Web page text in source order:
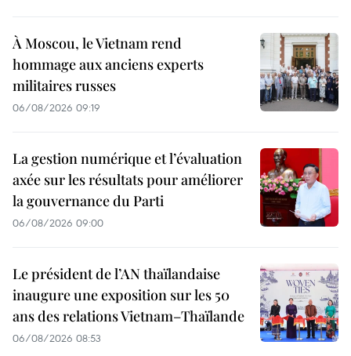
À Moscou, le Vietnam rend
hommage aux anciens experts
militaires russes
06/08/2026 09:19
La gestion numérique et l’évaluation
axée sur les résultats pour améliorer
la gouvernance du Parti
06/08/2026 09:00
Le président de l’AN thaïlandaise
inaugure une exposition sur les 50
ans des relations Vietnam–Thaïlande
06/08/2026 08:53